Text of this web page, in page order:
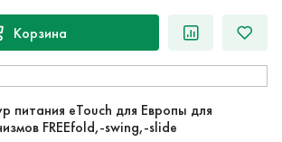
Корзина
питания eTouch для Европы для
FREEfold,-swing,-slide